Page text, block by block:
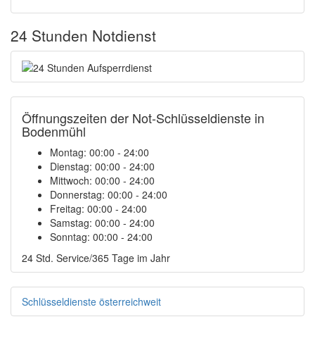
24 Stunden Notdienst
Öffnungszeiten der Not-Schlüsseldienste in
Bodenmühl
Montag: 00:00 - 24:00
Dienstag: 00:00 - 24:00
Mittwoch: 00:00 - 24:00
Donnerstag: 00:00 - 24:00
Freitag: 00:00 - 24:00
Samstag: 00:00 - 24:00
Sonntag: 00:00 - 24:00
24 Std. Service/365 Tage im Jahr
Schlüsseldienste österreichweit